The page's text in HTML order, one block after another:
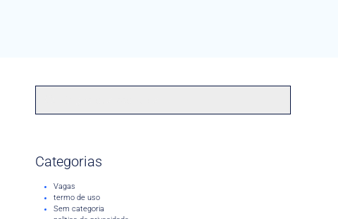
Categorias
Vagas
termo de uso
Sem categoria